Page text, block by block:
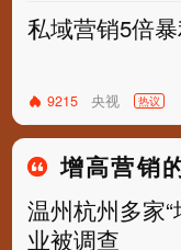
私域营销5倍
9215 央视 热议
增高营销
温州杭州多家“
业被调查